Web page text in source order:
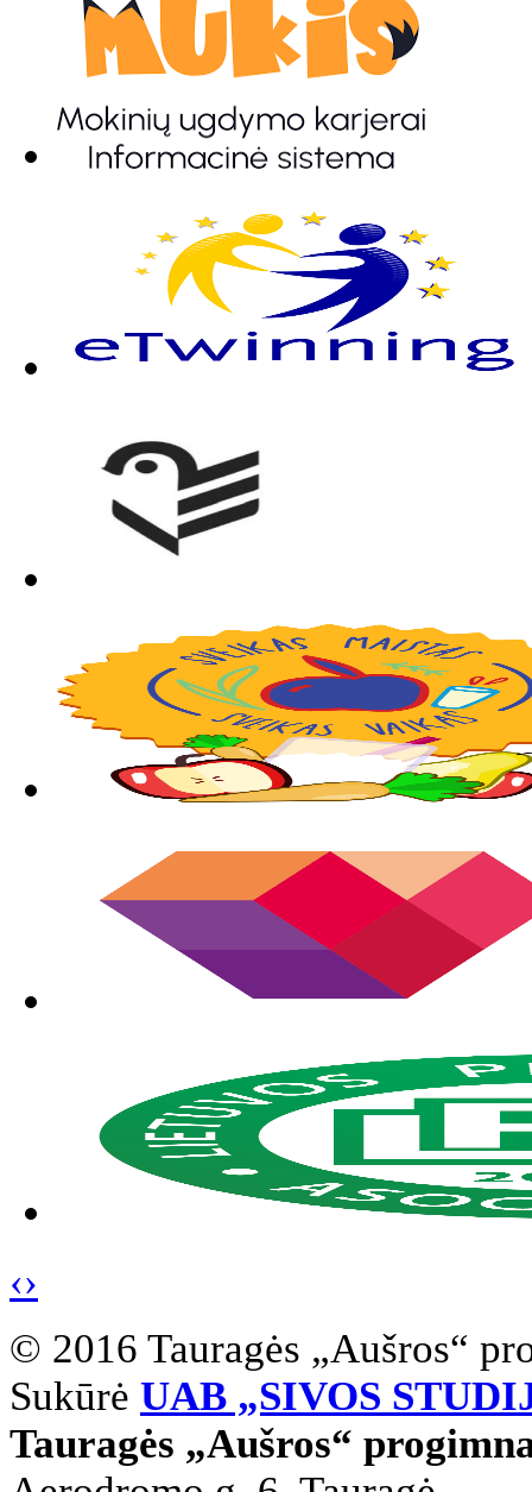
‹›
© 2016 Tauragės „Aušros“
Sukūrė UAB „SIVOS
Tauragės „Aušros“